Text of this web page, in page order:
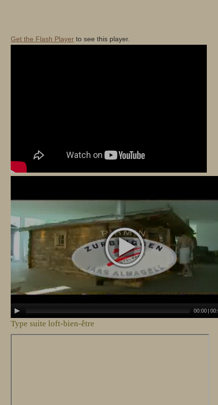
Get the Flash Player to see this player.
00:00
Type suite loft-bien-être